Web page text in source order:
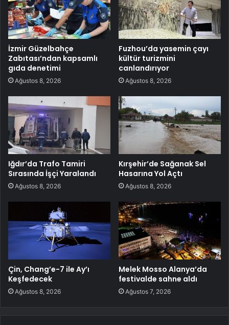
İzmir Güzelbahçe
Zabıtası’ndan kapsamlı
gıda denetimi
Ağustos 8, 2026
Fuzhou’da yasemin çayı
kültür turizmini
canlandırıyor
Ağustos 8, 2026
Iğdır’da Trafo Tamiri
Sırasında İşçi Yaralandı
Ağustos 8, 2026
Kırşehir’de Sağanak Sel
Hasarına Yol Açtı
Ağustos 8, 2026
Çin, Chang’e-7 ile Ay’ı
Keşfedecek
Ağustos 8, 2026
Melek Mosso Alanya’da
festivalde sahne aldı
Ağustos 7, 2026